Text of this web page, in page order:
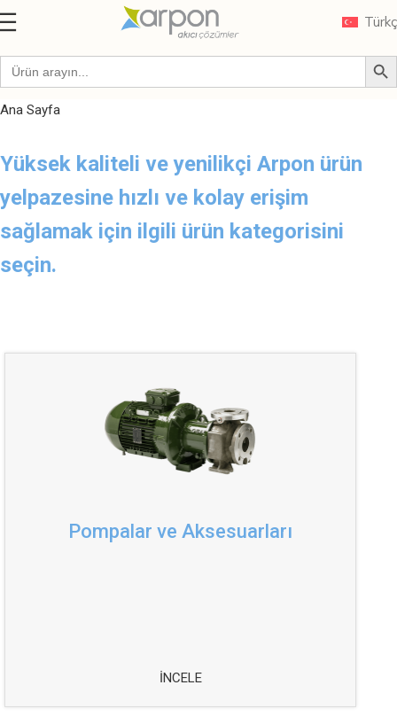
Ana Sayfa
Yüksek kaliteli ve yenilikçi Arpon ürün
yelpazesine hızlı ve kolay erişim
sağlamak için ilgili ürün kategorisini
seçin.
Pompalar ve Aksesuarları
İNCELE